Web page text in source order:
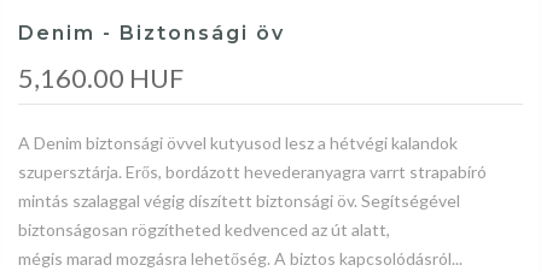
Denim - Biztonsági öv
5,160.00 HUF
A Denim biztonsági övvel kutyusod lesz a hétvégi kalandok
szupersztárja. Erős, bordázott hevederanyagra varrt strapabíró
mintás szalaggal végig díszített biztonsági öv. Segítségével
biztonságosan rögzítheted kedvenced az út alatt,
mégis marad mozgásra lehetőség. A biztos kapcsolódásról...